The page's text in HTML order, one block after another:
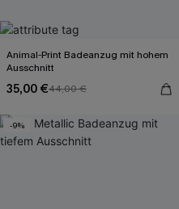
Animal-Print Badeanzug mit hohem
Ausschnitt
35,00 €44,00 €
-9%